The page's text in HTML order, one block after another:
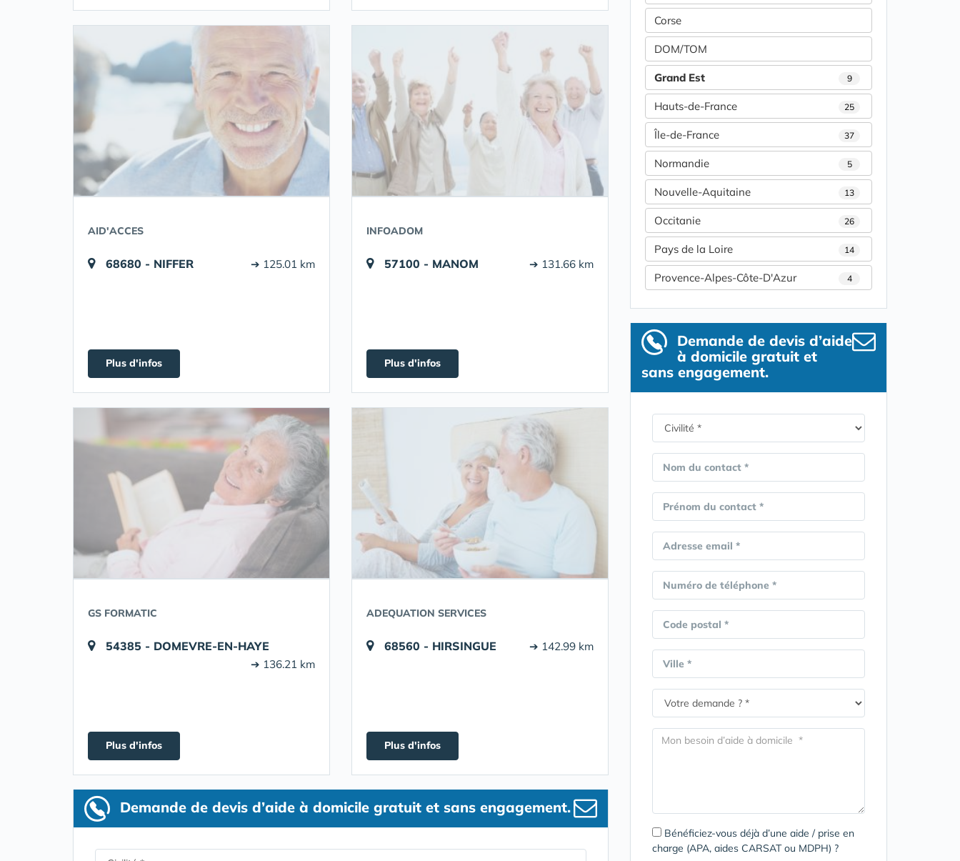
AID'ACCES
68680 - NIFFER ➔ 125.01 km
Plus d'infos
INFOADOM
57100 - MANOM ➔ 131.66 km
Plus d'infos
GS FORMATIC
54385 - DOMEVRE-EN-HAYE
➔ 136.21 km
Plus d'infos
ADEQUATION SERVICES
68560 - HIRSINGUE ➔ 142.99 km
Plus d'infos
Demande de devis d’aide à domicile gratuit et sans engagement.
Corse
DOM/TOM
Grand Est 9
Hauts-de-France 25
Île-de-France 37
Normandie 5
Nouvelle-Aquitaine 13
Occitanie 26
Pays de la Loire 14
Provence-Alpes-Côte-D'Azur 4
Demande de devis d’aide
à domicile gratuit et
sans engagement.
Nom du contact *
Prénom du contact *
Adresse email *
Numéro de téléphone *
Code postal *
Ville *
Bénéficiez-vous déjà d’une aide / prise en
charge (APA, aides CARSAT ou MDPH) ?